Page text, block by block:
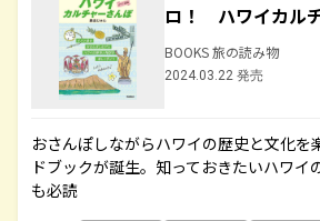
ロ！ ハワイカル
BOOKS 旅の読み物
2024.03.22 発売
おさんぽしながらハワイの歴史と文化を
ドブックが誕生。知っておきたいハワイ
も必読